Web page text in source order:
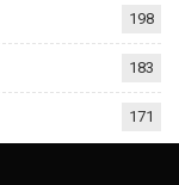
198
183
171